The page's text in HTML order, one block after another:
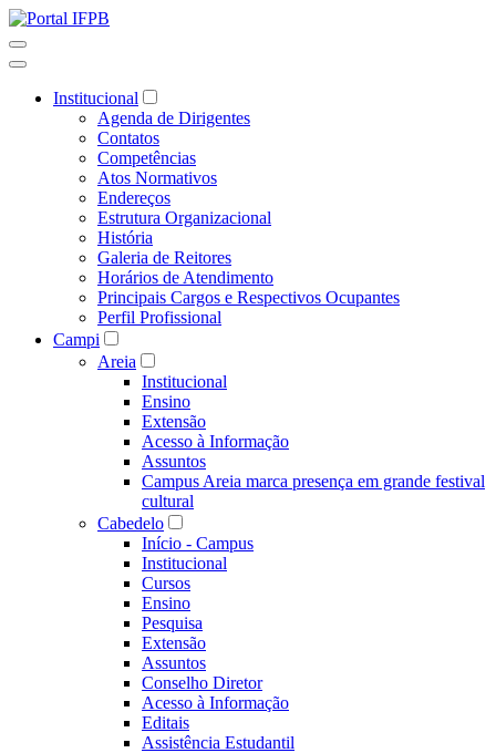
Institucional
Agenda de Dirigentes
Contatos
Competências
Atos Normativos
Endereços
Estrutura Organizacional
História
Galeria de Reitores
Horários de Atendimento
Principais Cargos e Respectivos Ocupantes
Perfil Profissional
Campi
Areia
Institucional
Ensino
Extensão
Acesso à Informação
Assuntos
Campus Areia marca presença em grande festival
cultural
Cabedelo
Início - Campus
Institucional
Cursos
Ensino
Pesquisa
Extensão
Assuntos
Conselho Diretor
Acesso à Informação
Editais
Assistência Estudantil